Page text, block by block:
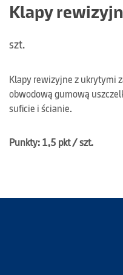
Klapy
szt.
Klapy rewizyjne z ukrytymi
obwodową gumową
suficie i ścianie.
Punkty: 1,5 pkt / szt.